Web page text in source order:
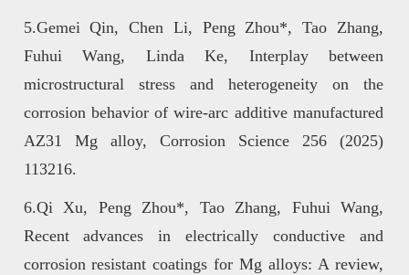
5.Gemei Qin, Chen Li, Peng Zhou*, Tao Zhang,
Fuhui Wang, Linda Ke, Interplay between
microstructural stress and heterogeneity on the
corrosion behavior of wire-arc additive manufactured
AZ31 Mg alloy, Corrosion Science 256 (2025)
113216.
6.Qi Xu, Peng Zhou*, Tao Zhang, Fuhui Wang,
Recent advances in electrically conductive and
corrosion resistant coatings for Mg alloys: A review,